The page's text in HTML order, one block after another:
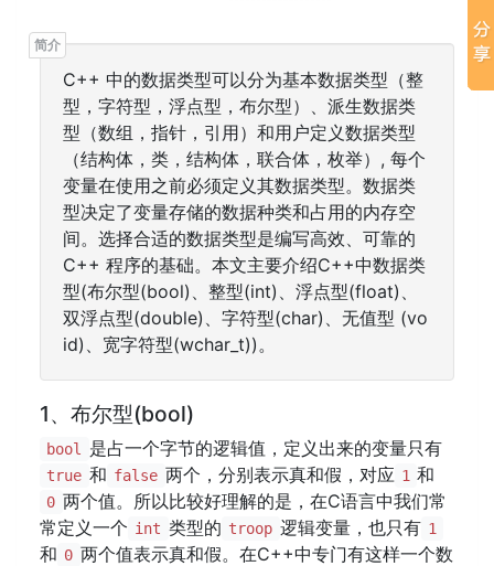
C++ 中的数据类型可以分为基本数据类型（整
型，字符型，浮点型，布尔型）、派生数据类
型（数组，指针，引用）和用户定义数据类型
（结构体，类，结构体，联合体，枚举）, 每个
变量在使用之前必须定义其数据类型。数据类
型决定了变量存储的数据种类和占用的内存空
间。选择合适的数据类型是编写高效、可靠的
C++ 程序的基础。本文主要介绍C++中数据类
型(布尔型(bool)、整型(int)、浮点型(float)、
双浮点型(double)、字符型(char)、无值型 (vo
id)、宽字符型(wchar_t))。
1、布尔型(bool)
bool 是占一个字节的逻辑值，定义出来的变量只有
true 和 false 两个，分别表示真和假，对应 1 和
0 两个值。所以比较好理解的是，在C语言中我们常
常定义一个 int 类型的 troop 逻辑变量，也只有 1
和 0 两个值表示真和假。在C++中专门有这样一个数